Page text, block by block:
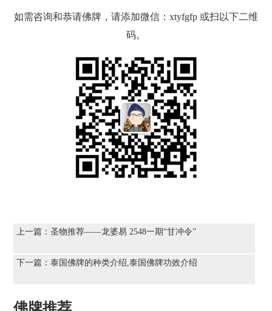
如需咨询和恭请佛牌，请添加微信：xtyfgfp 或扫以下二维
码。
上一篇：圣物推荐——龙婆易 2548一期“甘冲令”
下一篇：泰国佛牌的种类介绍,泰国佛牌功效介绍
佛牌推荐